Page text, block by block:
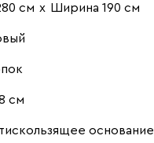
см х Ширина 190 см
см
основание